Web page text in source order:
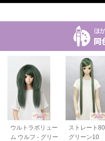
ウルトラボリュー
ム ウルフ - グリー
ストレート
グリーン10